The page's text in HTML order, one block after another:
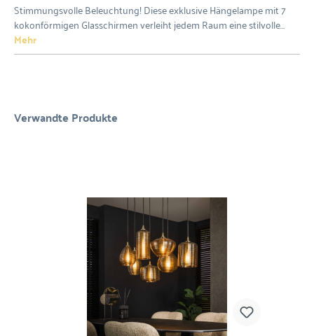
Stimmungsvolle Beleuchtung! Diese exklusive Hängelampe mit 7
kokonförmigen Glasschirmen verleiht jedem Raum eine stilvolle…
Mehr
Verwandte Produkte